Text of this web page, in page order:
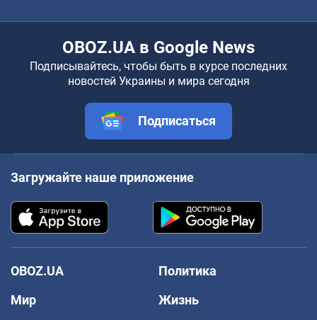
OBOZ.UA в Google News
Подписывайтесь, чтобы быть в курсе последних
новостей Украины и мира сегодня
Подписаться
Загружайте наше приложение
OBOZ.UA
Политика
Мир
Жизнь